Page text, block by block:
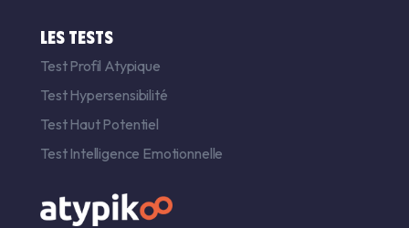
LES TESTS
Test Profil Atypique
Test Hypersensibilité
Test Haut Potentiel
Test Intelligence Emotionnelle